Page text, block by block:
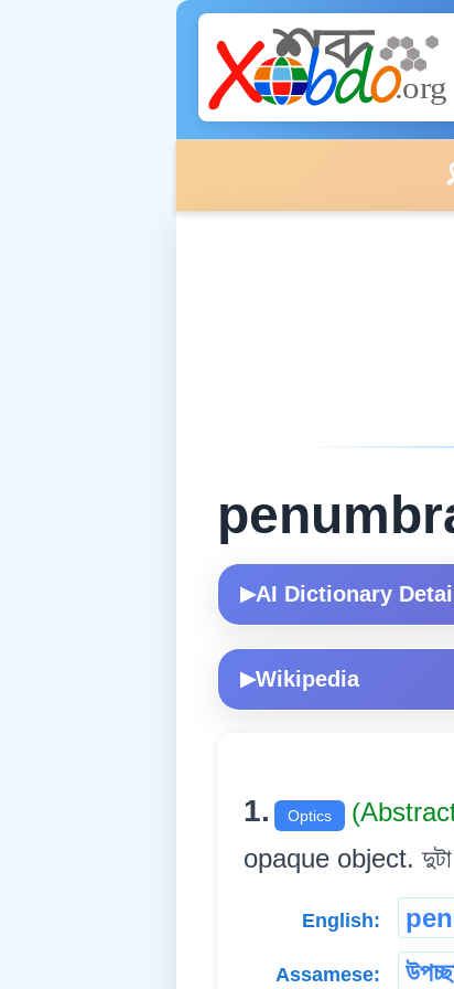
🎗️
▶AI Dictionary
▶Wikipedia
1. Optics
opaque object. দুটা
English:
Assamese: